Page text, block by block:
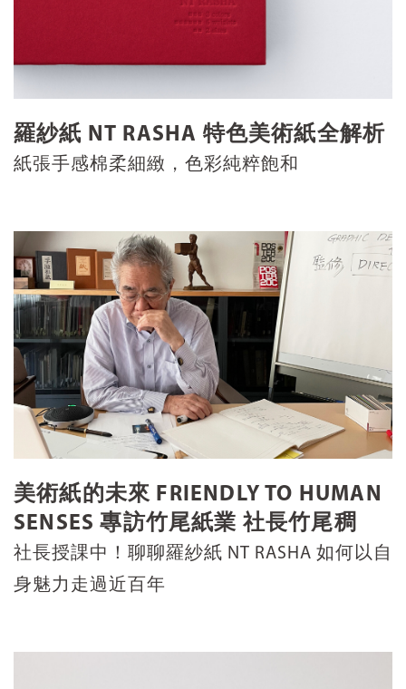
羅紗紙 NT RASHA 特色美術紙全解析
紙張手感棉柔細緻，色彩純粹飽和
美術紙的未來 FRIENDLY TO HUMAN
SENSES 專訪竹尾紙業 社長竹尾稠
社長授課中！聊聊羅紗紙 NT RASHA 如何以自
身魅力走過近百年